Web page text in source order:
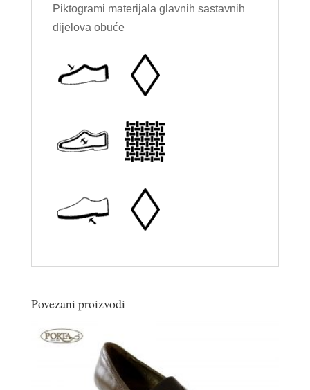
Piktogrami materijala glavnih sastavnih
dijelova obuće
Povezani proizvodi